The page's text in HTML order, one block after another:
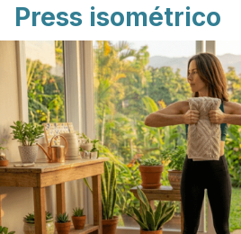
Press isométrico